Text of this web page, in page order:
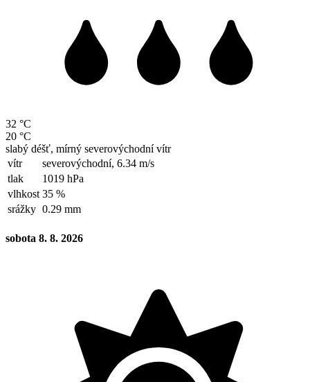
32 °C
20 °C
slabý déšť, mírný severovýchodní vítr
vítr
severovýchodní, 6.34 m/s
tlak
1019 hPa
vlhkost 35 %
srážky 0.29 mm
sobota 8. 8. 2026